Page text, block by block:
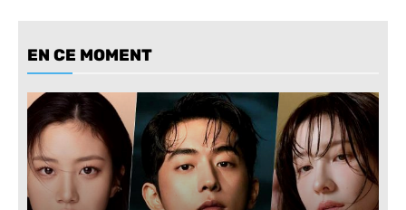
EN CE MOMENT